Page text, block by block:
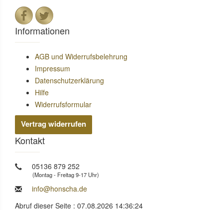
Informationen
AGB und Widerrufsbelehrung
Impressum
Datenschutzerklärung
Hilfe
Widerrufsformular
Vertrag widerrufen
Kontakt
05136 879 252
(Montag - Freitag 9-17 Uhr)
info@honscha.de
Abruf dieser Seite : 07.08.2026 14:36:24